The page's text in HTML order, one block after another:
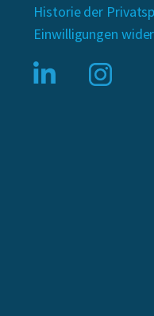
Historie der
Einwilligungen